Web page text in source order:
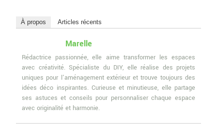
À propos Articles récents
Marelle
Rédactrice passionnée, elle aime transformer les espaces
avec créativité. Spécialiste du DIY, elle réalise des projets
uniques pour l'aménagement extérieur et trouve toujours des
idées déco inspirantes. Curieuse et minutieuse, elle partage
ses astuces et conseils pour personnaliser chaque espace
avec originalité et harmonie.